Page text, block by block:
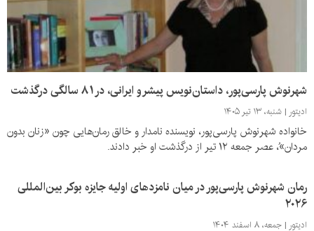
شهرنوش پارسی‌پور، داستان‌نویس پیشرو ایرانی، در ۸۱ سالگی درگذشت
ادیتور شنبه، ۱۳ تیر ۱۴۰۵
خانواده شهرنوش پارسی‌پور،‌ نویسنده نامدار و خالق رمان‌هایی چون «زنان بدون
مردان»ُ، عصر جمعه ۱۲ تیر از درگذشت او خبر دادند.
رمان شهرنوش پارسی‌پور در میان نامزدهای اولیه جایزه بوکر بین‌المللی
۲۰۲۶
ادیتور جمعه، ۸ اسفند ۱۴۰۴